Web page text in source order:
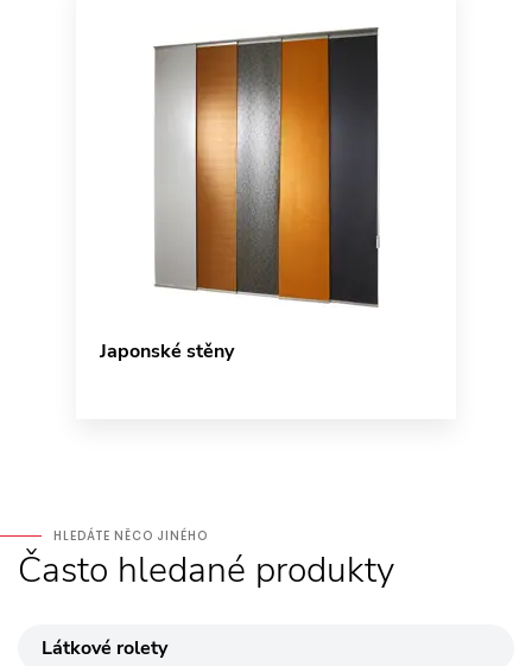
Japonské stěny
HLEDÁTE NĚCO JINÉHO
Často hledané produkty
Látkové rolety